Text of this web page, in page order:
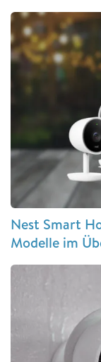
Nest Smart
Modelle im